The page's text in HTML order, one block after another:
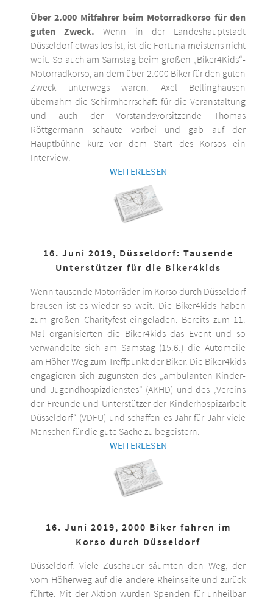
Über 2.000 Mitfahrer beim Motorradkorso für den
guten Zweck. Wenn in der Landeshauptstadt
Düsseldorf etwas los ist, ist die Fortuna meistens nicht
weit. So auch am Samstag beim großen „Biker4Kids“-
Motorradkorso, an dem über 2.000 Biker für den guten
Zweck unterwegs waren. Axel Bellinghausen
übernahm die Schirmherrschaft für die Veranstaltung
und auch der Vorstandsvorsitzende Thomas
Röttgermann schaute vorbei und gab auf der
Hauptbühne kurz vor dem Start des Korsos ein
Interview.
WEITERLESEN
16. Juni 2019, Düsseldorf: Tausende
Unterstützer für die Biker4kids
Wenn tausende Motorräder im Korso durch Düsseldorf
brausen ist es wieder so weit: Die Biker4kids haben
zum großen Charityfest eingeladen. Bereits zum 11.
Mal organisierten die Biker4kids das Event und so
verwandelte sich am Samstag (15.6.) die Automeile
am Höher Weg zum Treffpunkt der Biker. Die Biker4kids
engagieren sich zugunsten des „ambulanten Kinder-
und Jugendhospizdienstes“ (AKHD) und des „Vereins
der Freunde und Unterstützer der Kinderhospizarbeit
Düsseldorf“ (VDFU) und schaffen es Jahr für Jahr viele
Menschen für die gute Sache zu begeistern.
WEITERLESEN
16. Juni 2019, 2000 Biker fahren im
Korso durch Düsseldorf
Düsseldorf. Viele Zuschauer säumten den Weg, der
vom Höherweg auf die andere Rheinseite und zurück
führte. Mit der Aktion wurden Spenden für unheilbar